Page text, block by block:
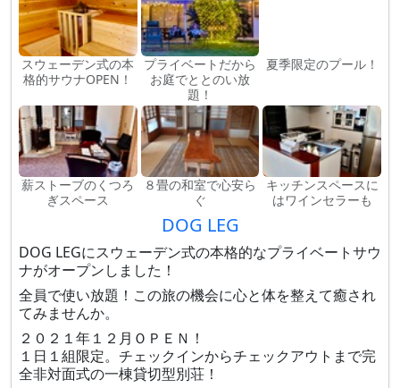
スウェーデン式の本
格的サウナOPEN！
プライベートだから
お庭でととのい放
題！
夏季限定のプール！
薪ストーブのくつろ
ぎスペース
８畳の和室で心安ら
ぐ
キッチンスペースに
はワインセラーも
DOG LEG
DOG LEGにスウェーデン式の本格的なプライベートサウ
ナがオープンしました！
全員で使い放題！この旅の機会に心と体を整えて癒され
てみませんか。
２０２１年１２月ＯＰＥＮ！
１日１組限定。チェックインからチェックアウトまで完
全非対面式の一棟貸切型別荘！